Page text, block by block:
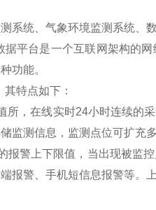
统、气象环境监测系统、
据平台是一个互联网架构的
功能。
特点如下：
，在线实时24小时连续的采
监测信息，监测点位可扩充多
警上下限值，当出现被监控
报警、手机短信息报警等。